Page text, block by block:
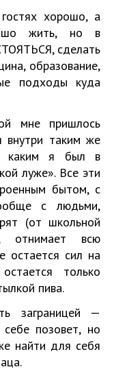
хорошо, а
жить, но в
сделать
образование,
подходы куда
мне пришлось
внутри таким же
каким я был в
луже». Все эти
бытом, с
с людьми,
(от школьной
отнимает всю
остается сил на
только
пива.
заграницей —
позовет, но
найти для себя